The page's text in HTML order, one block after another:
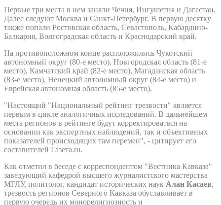
Первые три места в нем заняли Чечня, Ингушетия и Дагестан.
Далее следуют Москва и Санкт-Петербург. В первую десятку
также попали Ростовская область, Севастополь, Кабардино-
Балкария, Волгоградская область и Краснодарский край.
На противоположном конце расположились Чукотский
автономный округ (80-е место), Новгородская область (81-е
место), Камчатский край (82-е место), Магаданская область
(83-е место), Ненецкий автономный округ (84-е место) и
Еврейская автономная область (85-е место).
"Настоящий "Национальный рейтинг трезвости" является
первым в цикле аналогичных исследований. В дальнейшем
места регионов в рейтинге будут корректироваться на
основании как экспертных наблюдений, так и объективных
показателей происходящих там перемен", - цитирует его
составителей Газета.ru.
Как отметил в беседе с корреспондентом "Вестника Кавказа"
заведующий кафедрой высшего журналистского мастерства
МГЛУ, политолог, кандидат исторических наук Алан Касаев,
трезвость регионов Северного Кавказа обуславливает в
первую очередь их монорелигиозность и